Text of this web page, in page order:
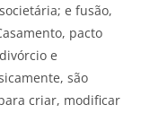
e fusão,
pacto
e
são
criar, modificar